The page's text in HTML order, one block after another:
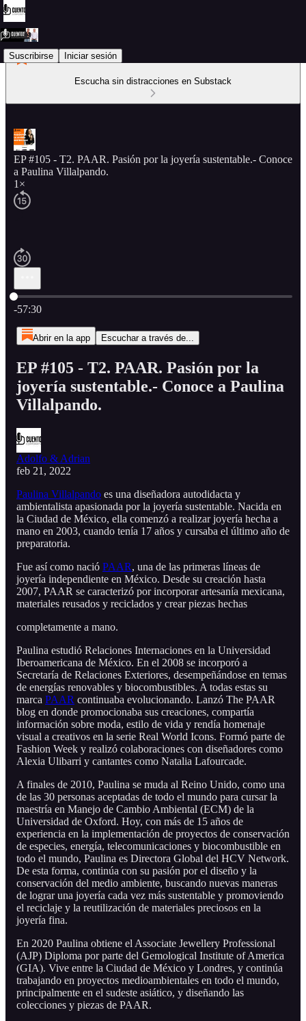
Suscribirse Iniciar sesión
Escucha sin distracciones en Substack
EP #105 - T2. PAAR. Pasión por la joyería sustentable.- Conoce
a Paulina Villalpando.
1×
Hora actual: 0:00 / Tiempo total: -57:30
-57:30
Abrir en la app Escuchar a través de...
EP #105 - T2. PAAR. Pasión por la
joyería sustentable.- Conoce a Paulina
Villalpando.
Adolfo & Adrian
feb 21, 2022
Paulina Villalpando es una diseñadora autodidacta y
ambientalista apasionada por la joyería sustentable. Nacida en
la Ciudad de México, ella comenzó a realizar joyería hecha a
mano en 2003, cuando tenía 17 años y cursaba el último año de
preparatoria.
Fue así como nació PAAR, una de las primeras líneas de
joyería independiente en México. Desde su creación hasta
2007, PAAR se caracterizó por incorporar artesanía mexicana,
materiales reusados y reciclados y crear piezas hechas
completamente a mano.
Paulina estudió Relaciones Internaciones en la Universidad
Iberoamericana de México. En el 2008 se incorporó a
Secretaría de Relaciones Exteriores, desempeñándose en temas
de energías renovables y biocombustibles. A todas estas su
marca PAAR continuaba evolucionando. Lanzó The PAAR
blog en donde promocionaba sus creaciones, compartía
información sobre moda, estilo de vida y rendía homenaje
visual a creativos en la serie Real World Icons. Formó parte de
Fashion Week y realizó colaboraciones con diseñadores como
Alexia Ulibarri y cantantes como Natalia Lafourcade.
A finales de 2010, Paulina se muda al Reino Unido, como una
de las 30 personas aceptadas de todo el mundo para cursar la
maestría en Manejo de Cambio Ambiental (ECM) de la
Universidad de Oxford. Hoy, con más de 15 años de
experiencia en la implementación de proyectos de conservación
de especies, energía, telecomunicaciones y biocombustible en
todo el mundo, Paulina es Directora Global del HCV Network.
De esta forma, continúa con su pasión por el diseño y la
conservación del medio ambiente, buscando nuevas maneras
de lograr una joyería cada vez más sustentable y promoviendo
el reciclaje y la reutilización de materiales preciosos en la
joyería fina.
En 2020 Paulina obtiene el Associate Jewellery Professional
(AJP) Diploma por parte del Gemological Institute of America
(GIA). Vive entre la Ciudad de México y Londres, y continúa
trabajando en proyectos medioambientales en todo el mundo,
principalmente en el sudeste asiático, y diseñando las
colecciones y piezas de PAAR.